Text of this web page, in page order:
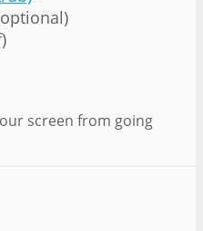
screen from going